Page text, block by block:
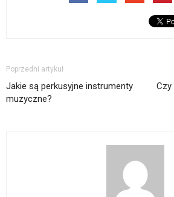
Poprzedni artykuł
Jakie są perkusyjne instrumenty
muzyczne?
Czy